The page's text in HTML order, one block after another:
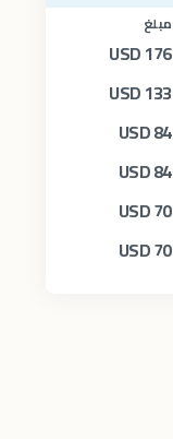
مبلغ
176
USD
133
USD
84
USD
84
USD
70
USD
70
USD